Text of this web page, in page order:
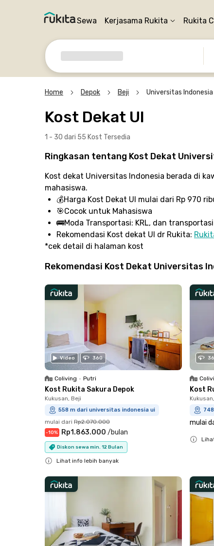
Sewa Kerjasama Rukita Rukita
Home Depok Beji Universitas Indonesia
Kost Dekat UI
1 - 30 dari 55 Kost Tersedia
Ringkasan tentang Kost Dekat
Kost dekat Universitas Indonesia berada di
mahasiswa.
💰Harga Kost Dekat UI mulai dari Rp 970
🎯Cocok untuk Mahasiswa
🚌Moda Transportasi: KRL, dan
Rekomendasi Kost dekat UI dr Rukita:
*cek detail di halaman kost
Rekomendasi Kost Dekat Universitas
Video 360
Coliving • Putri
Kost Rukita Sakura Depok
Kukusan, Beji
558 m dari universitas indonesia ui
mulai dari Rp2.070.000
-10% Rp1.863.000 /bulan
Diskon sewa min. 12 Bulan
Lihat info lebih banyak
Kost
mulai